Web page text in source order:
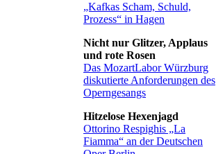
„Kafkas Scham, Schuld,
Prozess“ in Hagen
Nicht nur Glitzer, Applaus
und rote Rosen
Das MozartLabor Würzburg
diskutierte Anforderungen des
Operngesangs
Hitzelose Hexenjagd
Ottorino Respighis „La
Fiamma“ an der Deutschen